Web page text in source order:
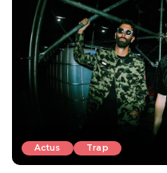
Actus Trap